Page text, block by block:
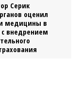
Серик
оценил
медицины в
с внедрением